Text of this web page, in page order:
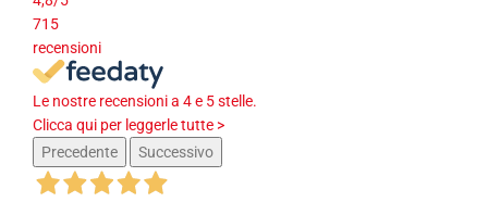
715
recensioni
Le nostre recensioni a 4 e 5 stelle.
Clicca qui per leggerle tutte >
Precedente
Successivo